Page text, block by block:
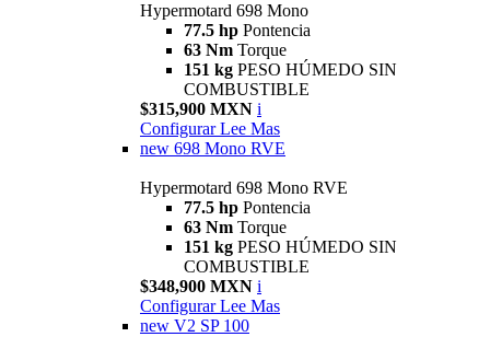
Hypermotard 698 Mono
77.5 hp Pontencia
63 Nm Torque
151 kg PESO HÚMEDO SIN
COMBUSTIBLE
$315,900 MXN i
Configurar Lee Mas
new 698 Mono RVE
Hypermotard 698 Mono RVE
77.5 hp Pontencia
63 Nm Torque
151 kg PESO HÚMEDO SIN
COMBUSTIBLE
$348,900 MXN i
Configurar Lee Mas
new V2 SP 100